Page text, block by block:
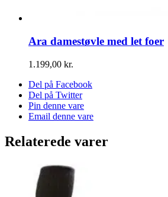
Ara damestøvle med let foer
1.199,00 kr.
Del på Facebook
Del på Twitter
Pin denne vare
Email denne vare
Relaterede varer